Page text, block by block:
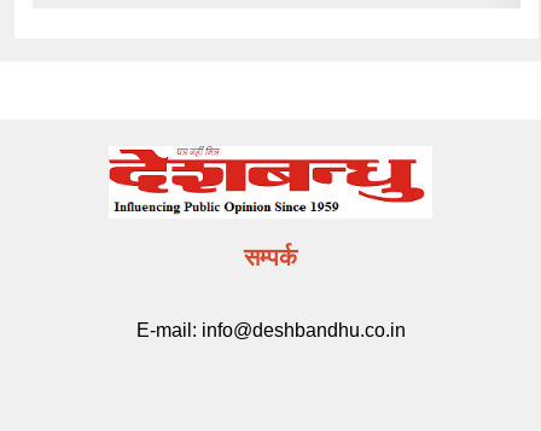
सम्पर्क
E-mail: info@deshbandhu.co.in